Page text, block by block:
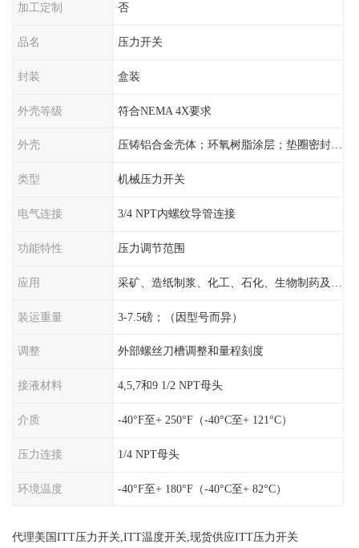
加工定制 否
品名 压力开关
封装 盒装
外壳等级 符合NEMA 4X要求
外壳 压铸铝合金壳体；环氧树脂涂层；垫圈密封；卡紧螺丝
类型 机械压力开关
电气连接 3/4 NPT内螺纹导管连接
功能特性 压力调节范围
应用
装运重量 3-7.5磅；（因型号而异）
调整 外部螺丝刀槽调整和量程刻度
接液材料 4,5,7和9 1/2 NPT母头
介质 -40°F至+ 250°F（-40°C至+ 121°C）
压力连接 1/4 NPT母头
环境温度 -40°F至+ 180°F（-40°C至+ 82°C）
代理美国ITT压力开关,ITT温度开关,现货供应ITT压力开关